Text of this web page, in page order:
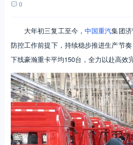
0
大年初三复工至今， 中国重汽集团
防控工作前提下，持续稳步推进生产节
下线豪瀚重卡平均150台，全力以赴高效